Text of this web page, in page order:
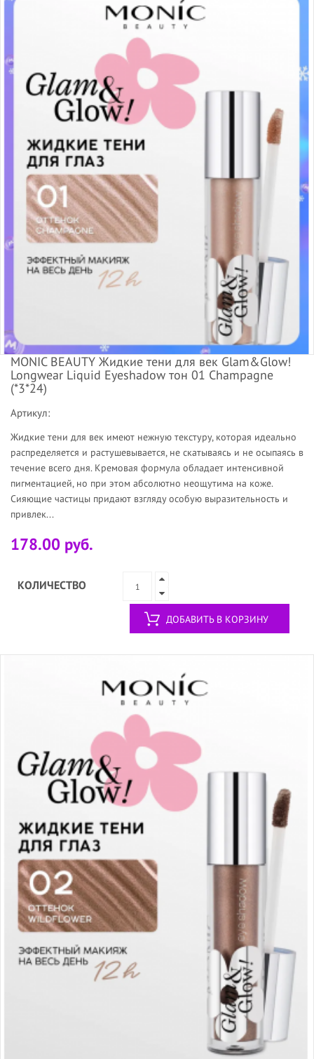
MONIC BEAUTY Жидкие тени для век Glam&Glow!
Longwear Liquid Eyeshadow тон 01 Champagne
(*3*24)
Артикул:
Жидкие тени для век имеют нежную текстуру, которая идеально
распределяется и растушевывается, не скатываясь и не осыпаясь в
течение всего дня. Кремовая формула обладает интенсивной
пигментацией, но при этом абсолютно неощутима на коже.
Сияющие частицы придают взгляду особую выразительность и
привлек...
178.00 руб.
КОЛИЧЕСТВО
ДОБАВИТЬ В КОРЗИНУ